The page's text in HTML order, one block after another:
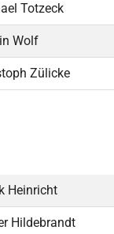
Totzeck
Wolf
Zülicke
Heinricht
Hildebrandt